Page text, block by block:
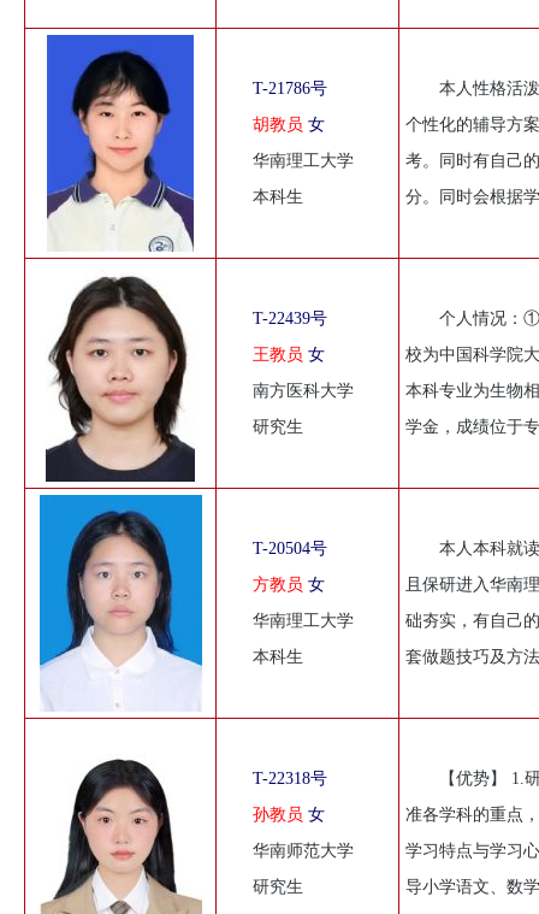
T-21786号
胡教员 女
华南理工大学
本科生
本人性格活
个性化的辅导方
考。同时有自己
分。同时会根据
T-22439号
王教员 女
南方医科大学
研究生
个人情况：
校为中国科学院
本科专业为生物
学金，成绩位于
T-20504号
方教员 女
华南理工大学
本科生
本人本科就
且保研进入华南
础夯实，有自己
套做题技巧及方
T-22318号
孙教员 女
华南师范大学
研究生
【优势】 1.
准各学科的重点
学习特点与学习
导小学语文、数